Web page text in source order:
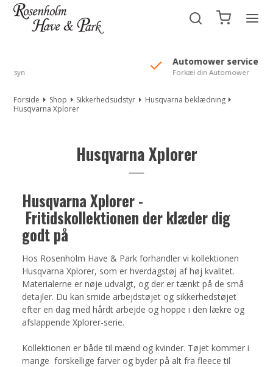
//Mailchimp autofill selected "Pakke"
Automower service
Forkæl din Automower
Forside Shop Sikkerhedsudstyr
Husqvarna beklædning
Husqvarna Xplorer
Husqvarna Xplorer
Husqvarna Xplorer -
Fritidskollektionen der klæder dig
godt på
Hos Rosenholm Have & Park forhandler vi kollektionen
Husqvarna Xplorer, som er hverdagstøj af høj kvalitet.
Materialerne er nøje udvalgt, og der er tænkt på de små
detajler. Du kan smide arbejdstøjet og sikkerhedstøjet
efter en dag med hårdt arbejde og hoppe i den lækre og
afslappende Xplorer-serie.
Kollektionen er både til mænd og kvinder. Tøjet kommer i
mange forskellige farver og byder på alt fra fleece til